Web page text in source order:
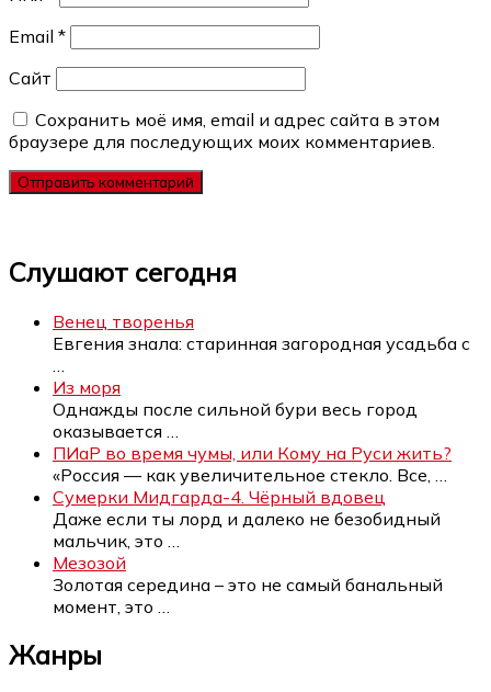
Email *
Сайт
Сохранить моё имя, email и адрес сайта в этом
браузере для последующих моих комментариев.
Слушают сегодня
Венец творенья
Евгения знала: старинная загородная усадьба с
Из моря
Однажды после сильной бури весь город
оказывается
ПИаР во время чумы, или Кому на Руси жить?
«Россия — как увеличительное стекло. Все,
Сумерки Мидгарда-4. Чёрный вдовец
Даже если ты лорд и далеко не безобидный
мальчик, это
Мезозой
Золотая середина – это не самый банальный
момент, это
Жанры